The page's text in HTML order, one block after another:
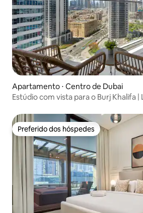
Apartamento ⋅ Centro de Dubai
Estúdio com vista para o Burj Khalifa
Preferido dos hóspedes
Preferido dos hóspedes